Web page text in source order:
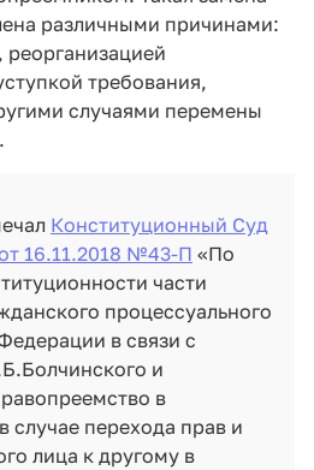
различными причинами:
требования,
случаями перемены
Конституционный Суд
16.11.2018 №43-П «По
части
процессуального
в связи с
и
в
случае перехода прав и
лица к другому в